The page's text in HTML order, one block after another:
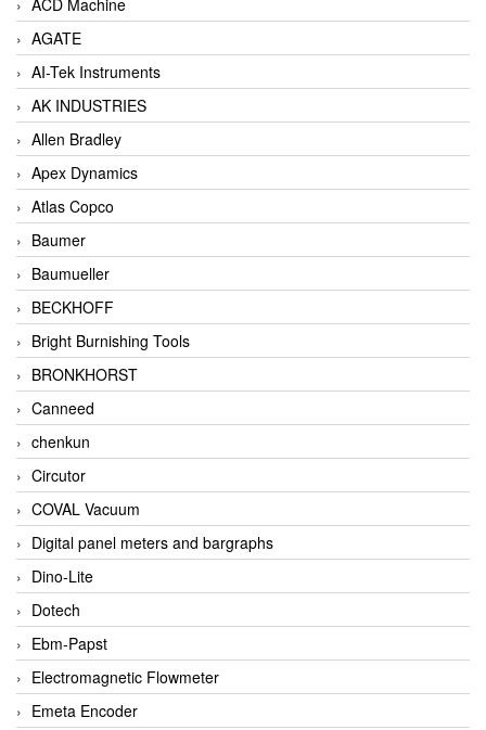
AGATE
AI-Tek Instruments
AK INDUSTRIES
Allen Bradley
Apex Dynamics
Atlas Copco
Baumer
Baumueller
BECKHOFF
Bright Burnishing Tools
BRONKHORST
Canneed
chenkun
Circutor
COVAL Vacuum
Digital panel meters and bargraphs
Dino-Lite
Dotech
Ebm-Papst
Electromagnetic Flowmeter
Emeta Encoder